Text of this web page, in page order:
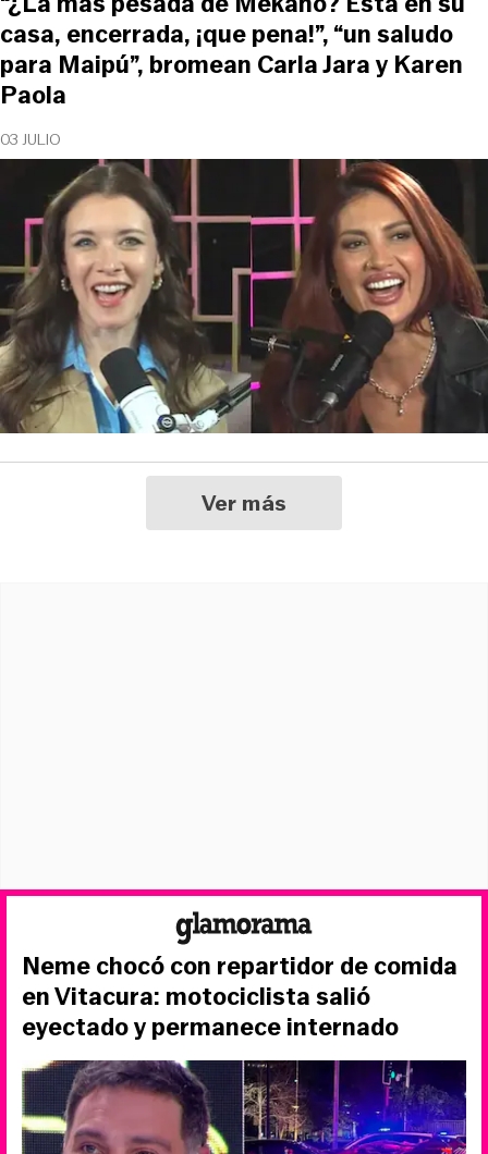
03 JULIO
casa, encerrada, ¡que pena!”, “un saludo
para Maipú”, bromean Carla Jara y Karen
Paola
Ver más
Neme chocó con repartidor de comida
en Vitacura: motociclista salió
eyectado y permanece internado